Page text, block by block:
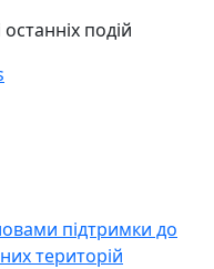
подій
підтримки до
територій